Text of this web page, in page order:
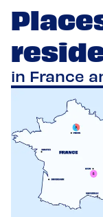
in France